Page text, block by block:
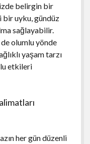
belirgin bir
uyku, gündüz
sağlayabilir.
de olumlu yönde
yaşam tarzı
etkileri
her gün düzenli